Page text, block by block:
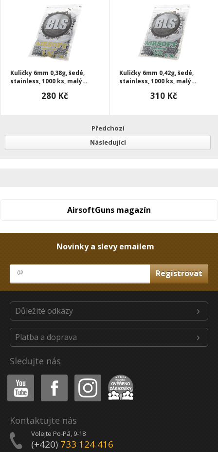
Kuličky 6mm 0,38g, šedé,
stainless, 1000 ks, malý
280 Kč
Kuličky 6mm 0,42g, šedé,
stainless, 1000 ks, malý
310 Kč
Předchozí
Následující
AirsoftGuns magazín
Novinky a slevy emailem
Důležité odkazy
Platba a doprava
Sledujte nás
Youtube Facebook Instagram Heureka
Kontaktujte nás
Volejte Po-Pá, 9-18
(+420) 733 124 416